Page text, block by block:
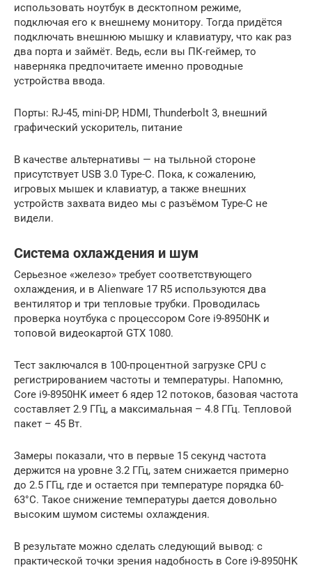
использовать ноутбук в десктопном режиме,
подключая его к внешнему монитору. Тогда придётся
подключать внешнюю мышку и клавиатуру, что как раз
два порта и займёт. Ведь, если вы ПК-геймер, то
наверняка предпочитаете именно проводные
устройства ввода.
Порты: RJ-45, mini-DP, HDMI, Thunderbolt 3, внешний
графический ускоритель, питание
В качестве альтернативы — на тыльной стороне
присутствует USB 3.0 Type-C. Пока, к сожалению,
игровых мышек и клавиатур, а также внешних
устройств захвата видео мы с разъёмом Type-C не
видели.
Система охлаждения и шум
Серьезное «железо» требует соответствующего
охлаждения, и в Alienware 17 R5 используются два
вентилятор и три тепловые трубки. Проводилась
проверка ноутбука с процессором Core i9-8950HK и
топовой видеокартой GTX 1080.
Тест заключался в 100-процентной загрузке CPU с
регистрированием частоты и температуры. Напомню,
Core i9-8950HK имеет 6 ядер 12 потоков, базовая частота
составляет 2.9 ГГц, а максимальная – 4.8 ГГц. Тепловой
пакет – 45 Вт.
Замеры показали, что в первые 15 секунд частота
держится на уровне 3.2 ГГц, затем снижается примерно
до 2.5 ГГц, где и остается при температуре порядка 60-
63°C. Такое снижение температуры дается довольно
высоким шумом системы охлаждения.
В результате можно сделать следующий вывод: с
практической точки зрения надобность в Core i9-8950HK